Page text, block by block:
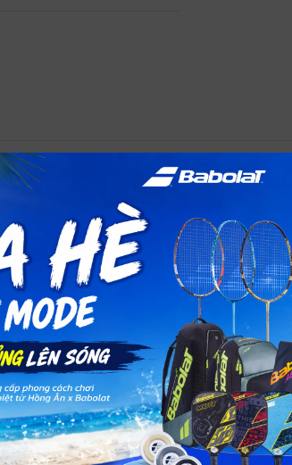
and make them funnier. Includes :